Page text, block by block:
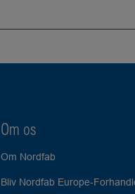
Om os
Om Nordfab
Bliv Nordfab Europe-